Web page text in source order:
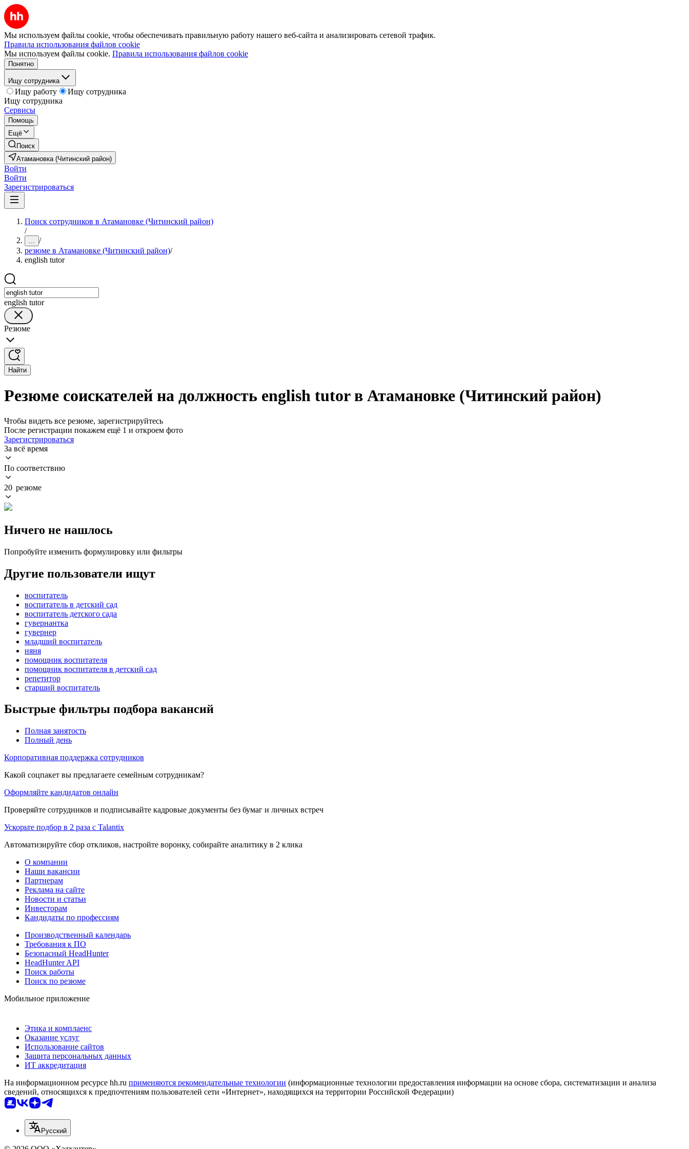
Мы используем файлы cookie, чтобы обеспечивать правильную работу нашего веб-сайта и анализировать сетевой трафик.
Правила использования файлов cookie
Мы используем файлы cookie. Правила использования файлов cookie
Понятно
Ищу сотрудника
Ищу работу
Ищу сотрудника
Ищу сотрудника
Сервисы
Помощь
Ещё
Поиск
Атамановка (Читинский район)
Войти
Войти
Зарегистрироваться
Поиск сотрудников в Атамановке (Читинский район)
/
... /
резюме в Атамановке (Читинский район)/
english tutor
english tutor
Резюме
Найти
Резюме соискателей на должность english tutor в Атамановке (Читинский район)
Чтобы видеть все резюме, зарегистрируйтесь
После регистрации покажем ещё 1 и откроем фото
Зарегистрироваться
За всё время
По соответствию
20 резюме
Ничего не нашлось
Попробуйте изменить формулировку или фильтры
Другие пользователи ищут
воспитатель
воспитатель в детский сад
воспитатель детского сада
гувернантка
гувернер
младший воспитатель
няня
помощник воспитателя
помощник воспитателя в детский сад
репетитор
старший воспитатель
Быстрые фильтры подбора вакансий
Полная занятость
Полный день
Корпоративная поддержка сотрудников
Какой соцпакет вы предлагаете семейным сотрудникам?
Оформляйте кандидатов онлайн
Проверяйте сотрудников и подписывайте кадровые документы без бумаг и личных встреч
Ускорьте подбор в 2 раза с Talantix
Автоматизируйте сбор откликов, настройте воронку, собирайте аналитику в 2 клика
О компании
Наши вакансии
Партнерам
Реклама на сайте
Новости и статьи
Инвесторам
Кандидаты по профессиям
Производственный календарь
Требования к ПО
Безопасный HeadHunter
HeadHunter API
Поиск работы
Поиск по резюме
Мобильное приложение
Этика и комплаенс
Оказание услуг
Использование сайтов
Защита персональных данных
ИТ аккредитация
На информационном ресурсе hh.ru применяются рекомендательные технологии (информационные технологии предоставления информации на основе сбора, систематизации и анализа
сведений, относящихся к предпочтениям пользователей сети «Интернет», находящихся на территории Российской Федерации)
Русский